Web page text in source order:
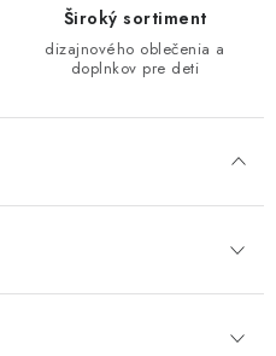
Široký sortiment
dizajnového oblečenia a
doplnkov pre deti